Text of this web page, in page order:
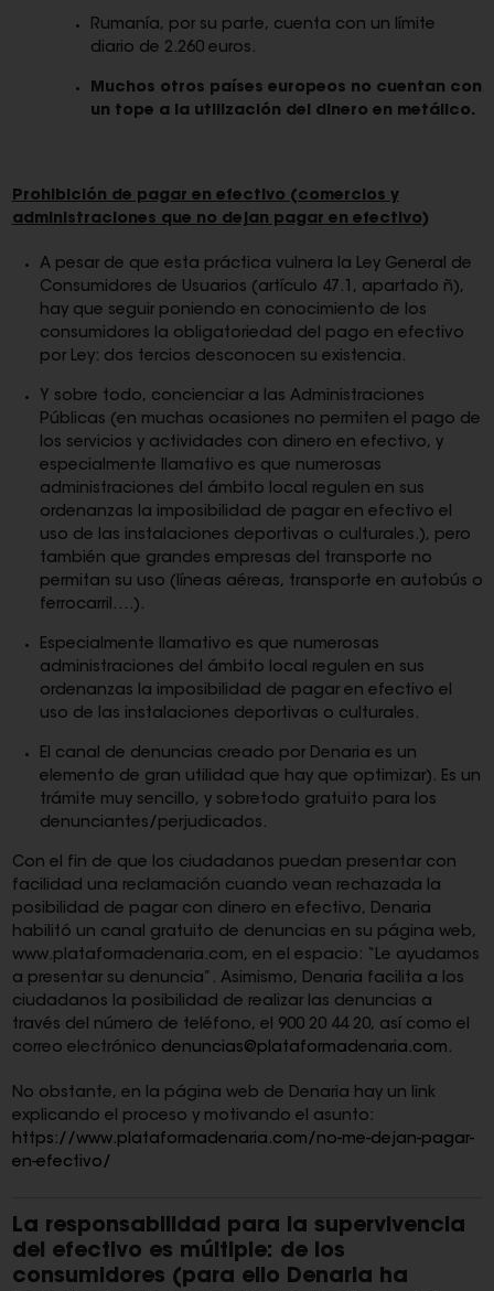
Rumanía, por su parte, cuenta con un límite
diario de 2.260 euros.
Muchos otros países europeos no cuentan con
un tope a la utilización del dinero en metálico.
Prohibición de pagar en efectivo (comercios y
administraciones que no dejan pagar en efectivo)
A pesar de que esta práctica vulnera la Ley General de
Consumidores de Usuarios (artículo 47.1, apartado ñ),
hay que seguir poniendo en conocimiento de los
consumidores la obligatoriedad del pago en efectivo
por Ley: dos tercios desconocen su existencia.
Y sobre todo, concienciar a las Administraciones
Públicas (en muchas ocasiones no permiten el pago de
los servicios y actividades con dinero en efectivo, y
especialmente llamativo es que numerosas
administraciones del ámbito local regulen en sus
ordenanzas la imposibilidad de pagar en efectivo el
uso de las instalaciones deportivas o culturales.), pero
también que grandes empresas del transporte no
permitan su uso (líneas aéreas, transporte en autobús o
ferrocarril….).
Especialmente llamativo es que numerosas
administraciones del ámbito local regulen en sus
ordenanzas la imposibilidad de pagar en efectivo el
uso de las instalaciones deportivas o culturales.
El canal de denuncias creado por Denaria es un
elemento de gran utilidad que hay que optimizar). Es un
trámite muy sencillo, y sobretodo gratuito para los
denunciantes/perjudicados.
Con el fin de que los ciudadanos puedan presentar con
facilidad una reclamación cuando vean rechazada la
posibilidad de pagar con dinero en efectivo, Denaria
habilitó un canal gratuito de denuncias en su página web,
www.plataformadenaria.com, en el espacio: “Le ayudamos
a presentar su denuncia”. Asimismo, Denaria facilita a los
ciudadanos la posibilidad de realizar las denuncias a
través del número de teléfono, el 900 20 44 20, así como el
correo electrónico denuncias@plataformadenaria.com .
No obstante, en la página web de Denaria hay un link
explicando el proceso y motivando el asunto:
https://www.plataformadenaria.com/no-me-dejan-pagar-
en-efectivo/
La responsabilidad para la supervivencia
del efectivo es múltiple: de los
consumidores (para ello Denaria ha